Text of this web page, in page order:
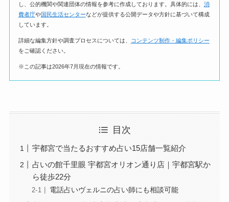
し、公的機関や関連団体の情報を参考に作成しております。具体的には、 消
費者庁や国民生活センターなどが提供する公開データや方針に基づいて構成
しています。
詳細な編集方針や調査プロセスについては、
コンテンツ制作・編集ポリシー
をご確認ください。
※この記事は2026年7月現在の情報です。
目次
宇都宮で当たるおすすめ占い15店舗一覧紹介
占いの館千里眼 宇都宮オリオン通り店｜宇都宮駅か
ら徒歩22分
電話占いヴェルニの占い師にも相談可能